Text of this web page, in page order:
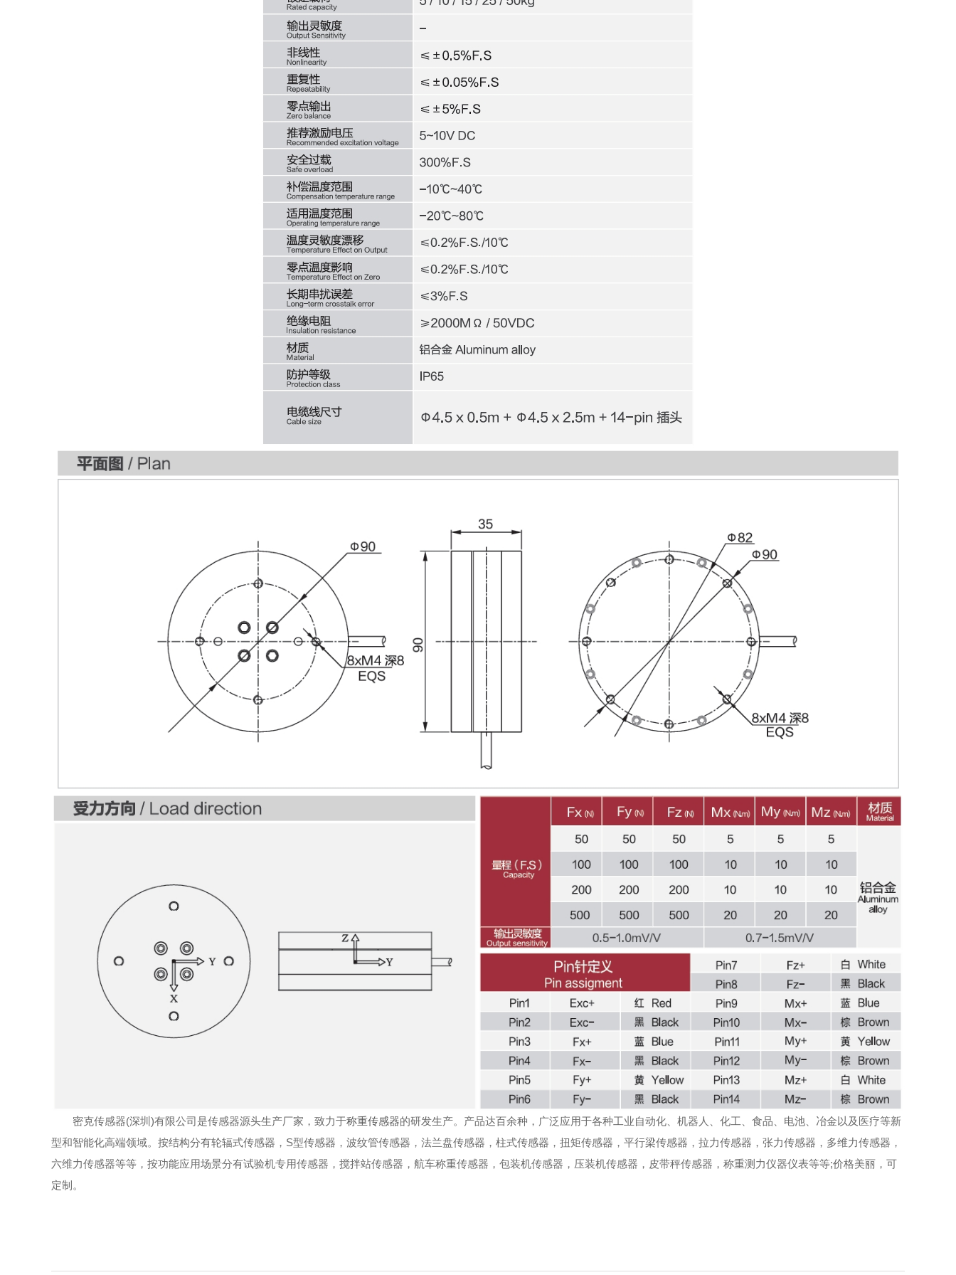
密克传感器(深圳)有限公司是传感器源头生产厂家，致力于称重传感器的研发生产。产品达百余种，广泛应用于各种工业自动化、机器人、化工、食品、电池、冶金以及医疗等新
型和智能化高端领域。按结构分有轮辐式传感器，S型传感器，波纹管传感器，法兰盘传感器，柱式传感器，扭矩传感器，平行梁传感器，拉力传感器，张力传感器，多维力传感器，
六维力传感器等等，按功能应用场景分有试验机专用传感器，搅拌站传感器，航车称重传感器，包装机传感器，压装机传感器，皮带秤传感器，称重测力仪器仪表等等;价格美丽，可
定制。